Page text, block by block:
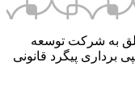
توسعه
قانونی